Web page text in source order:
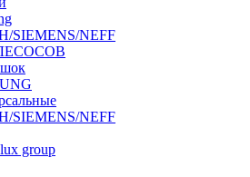
SIEMENS/NEFF
SIEMENS/NEFF
group